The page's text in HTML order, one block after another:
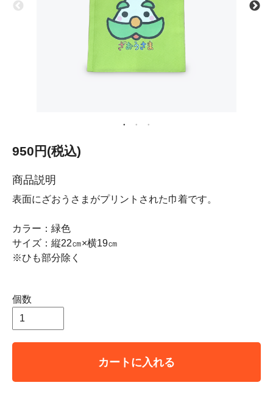
950円(税込)
商品説明
表面にざおうさまがプリントされた巾着です。
カラー：緑色
サイズ：縦22㎝×横19㎝
※ひも部分除く
個数
カートに入れる